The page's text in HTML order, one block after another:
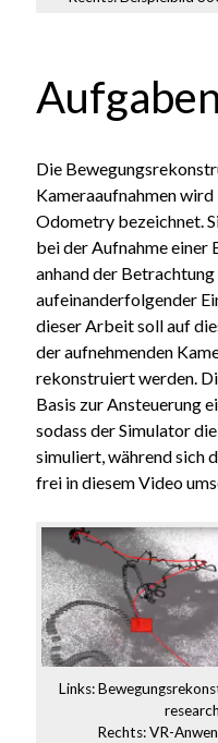
Die
Kameraaufnahmen
Odometry bezeichnet.
bei der Aufnahme einer
anhand der
aufeinanderfolgender
dieser Arbeit soll auf
der aufnehmenden
rekonstruiert werden.
Basis zur Ansteuerung
sodass der Simulator
simuliert, während sich
frei in diesem Video
Links:
Rechts: VR-